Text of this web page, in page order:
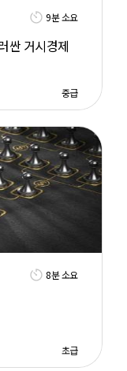
9분 소요
싼 거시경제
중급
8분 소요
초급